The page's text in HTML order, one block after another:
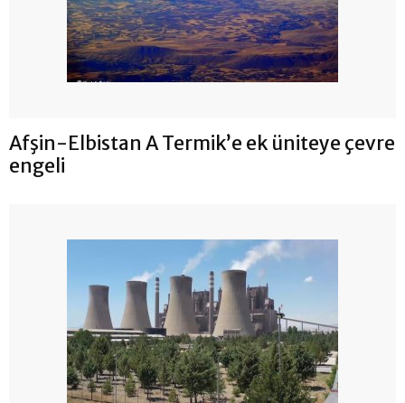
Afşin-Elbistan A Termik’e ek üniteye çevre
engeli